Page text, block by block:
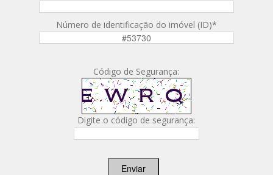
Número de identificação do imóvel (ID)*
Código de Segurança:
Digite o código de segurança:
Enviar